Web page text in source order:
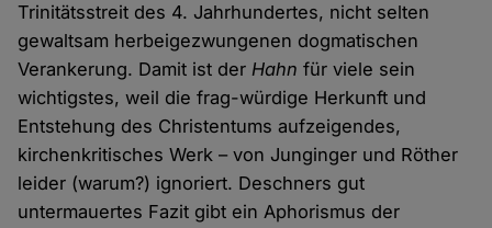
Trinitätsstreit des 4. Jahrhundertes, nicht selten
gewaltsam herbeigezwungenen dogmatischen
Verankerung. Damit ist derHahnfür viele sein
wichtigstes, weil die frag-würdige Herkunft und
Entstehung des Christentums aufzeigendes,
kirchenkritisches Werk – von Junginger und Röther
leider (warum?) ignoriert. Deschners gut
untermauertes Fazit gibt ein Aphorismus der